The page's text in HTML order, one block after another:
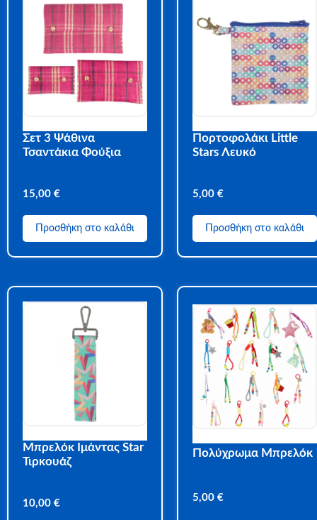
Σετ 3 Ψάθινα
Τσαντάκια Φούξια
15,00 €
Προσθήκη στο καλάθι
Πορτοφολάκι Little
Stars Λευκό
5,00 €
Προσθήκη στο καλάθι
Μπρελόκ Ιμάντας Star
Τιρκουάζ
10,00 €
Πολύχρωμα Μπρελόκ
5,00 €